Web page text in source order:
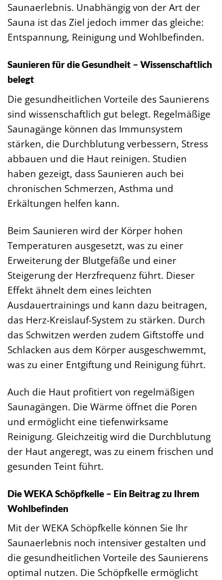
Saunaerlebnis. Unabhängig von der Art der
Sauna ist das Ziel jedoch immer das gleiche:
Entspannung, Reinigung und Wohlbefinden.
Saunieren für die Gesundheit – Wissenschaftlich
belegt
Die gesundheitlichen Vorteile des Saunierens
sind wissenschaftlich gut belegt. Regelmäßige
Saunagänge können das Immunsystem
stärken, die Durchblutung verbessern, Stress
abbauen und die Haut reinigen. Studien
haben gezeigt, dass Saunieren auch bei
chronischen Schmerzen, Asthma und
Erkältungen helfen kann.
Beim Saunieren wird der Körper hohen
Temperaturen ausgesetzt, was zu einer
Erweiterung der Blutgefäße und einer
Steigerung der Herzfrequenz führt. Dieser
Effekt ähnelt dem eines leichten
Ausdauertrainings und kann dazu beitragen,
das Herz-Kreislauf-System zu stärken. Durch
das Schwitzen werden zudem Giftstoffe und
Schlacken aus dem Körper ausgeschwemmt,
was zu einer Entgiftung und Reinigung führt.
Auch die Haut profitiert von regelmäßigen
Saunagängen. Die Wärme öffnet die Poren
und ermöglicht eine tiefenwirksame
Reinigung. Gleichzeitig wird die Durchblutung
der Haut angeregt, was zu einem frischen und
gesunden Teint führt.
Die WEKA Schöpfkelle – Ein Beitrag zu Ihrem
Wohlbefinden
Mit der WEKA Schöpfkelle können Sie Ihr
Saunaerlebnis noch intensiver gestalten und
die gesundheitlichen Vorteile des Saunierens
optimal nutzen. Die Schöpfkelle ermöglicht